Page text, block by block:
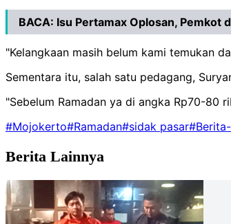
BACA: Isu Pertamax Oplosan, Pemkot
"Kelangkaan masih belum kami temukan
Sementara itu, salah satu pedagang,
"Sebelum Ramadan ya di angka Rp70-80
#Mojokerto#Ramadan#sidak pasar
Berita Lainnya